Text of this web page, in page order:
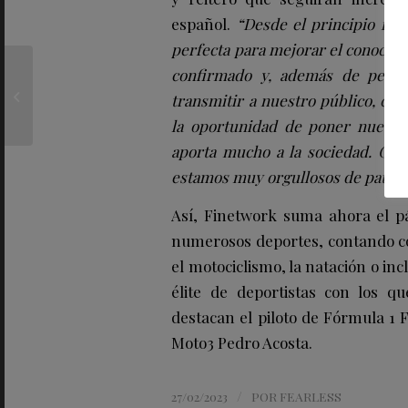
español. “Desde el principio
perfecta para mejorar el
confirmado y, además de
transmitir a nuestro público,
la oportunidad de poner
aporta mucho a la sociedad.
estamos muy orgullosos de
Así, Finetwork suma ahora el
numerosos deportes, contando
el motociclismo, la natación o
élite de deportistas con los
destacan el piloto de Fórmula 1
Moto3 Pedro Acosta.
27/02/2023 POR FEARLESS